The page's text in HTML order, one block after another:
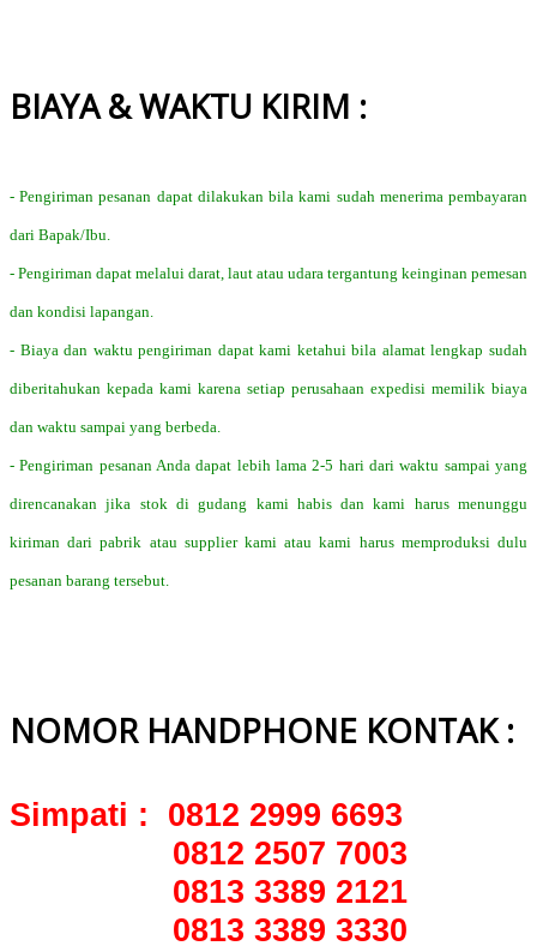
BIAYA & WAKTU KIRIM :
- Pengiriman pesanan dapat dilakukan bila kami sudah menerima pembayaran
dari Bapak/Ibu.
- Pengiriman dapat melalui darat, laut atau udara tergantung keinginan pemesan
dan kondisi lapangan.
- Biaya dan waktu pengiriman dapat kami ketahui bila alamat lengkap sudah
diberitahukan kepada kami karena setiap perusahaan expedisi memilik biaya
dan waktu sampai yang berbeda.
- Pengiriman pesanan Anda dapat lebih lama 2-5 hari dari waktu sampai yang
direncanakan jika stok di gudang kami habis dan kami harus menunggu
kiriman dari pabrik atau supplier kami atau kami harus memproduksi dulu
pesanan barang tersebut.
NOMOR HANDPHONE KONTAK :
Simpati : 0812 2999 6693
0812 2507 7003
0813 3389 2121
0813 3389 3330